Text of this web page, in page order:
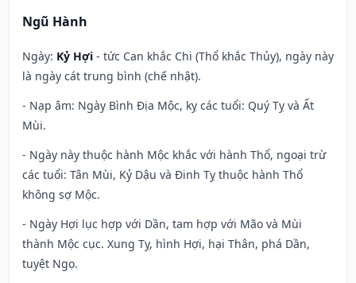
Ngũ Hành
Ngày: Kỷ Hợi - tức Can khắc Chi (Thổ khắc Thủy), ngày này
là ngày cát trung bình (chế nhật).
- Nạp âm: Ngày Bình Địa Mộc, kỵ các tuổi: Quý Tỵ và Ất
Mùi.
- Ngày này thuộc hành Mộc khắc với hành Thổ, ngoại trừ
các tuổi: Tân Mùi, Kỷ Dậu và Đinh Tỵ thuộc hành Thổ
không sợ Mộc.
- Ngày Hợi lục hợp với Dần, tam hợp với Mão và Mùi
thành Mộc cục. Xung Tỵ, hình Hợi, hại Thân, phá Dần,
tuyệt Ngọ.